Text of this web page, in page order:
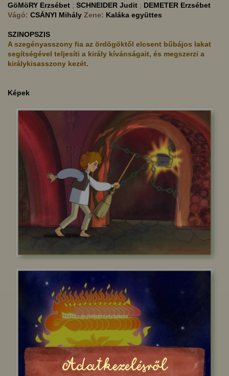
GöMöRY Erzsébet ; SCHNEIDER Judit ; DEMETER Erzsébet
Vágó: CSÁNYI Mihály Zene: Kaláka együttes
SZINOPSZIS
A szegényasszony fia az ördögöktől elcsent bűbájos lakat
segítségével teljesíti a király kívánságait, és megszerzi a
királykisasszony kezét.
Képek
Adatkezelésről